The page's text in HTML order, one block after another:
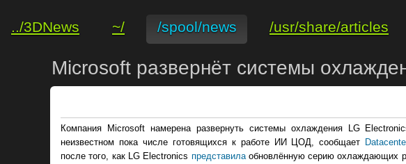
../3DNews ~/ /spool/news /usr/share/articles
Microsoft развернёт системы
Компания Microsoft намерена развернуть системы охлаждения LG
неизвестном пока числе готовящихся к работе ИИ ЦОД, сообщает
после того, как LG Electronics представилаобновлённую серию охлаждающих